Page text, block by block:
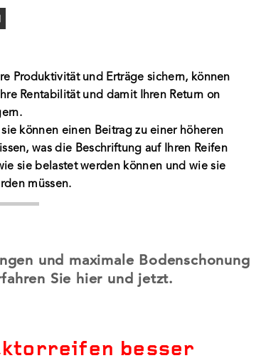
Produktivität und Erträge sichern, können
Rentabilität und damit Ihren Return on
können einen Beitrag zu einer höheren
was die Beschriftung auf Ihren Reifen
sie belastet werden können und wie sie
müssen.
und maximale Bodenschonung
Sie hier und jetzt.
besser